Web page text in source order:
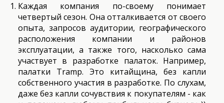
Каждая компания по-своему понимает
четвертый сезон. Она отталкивается от своего
опыта, запросов аудитории, географического
расположения компании и районов
эксплуатации, а также того, насколько сама
участвует в разработке палаток. Например,
палатки Tramp. Это китайщина, без капли
собственного участия в разработке. По слухам,
даже без капли сочувствия к покупателям - как